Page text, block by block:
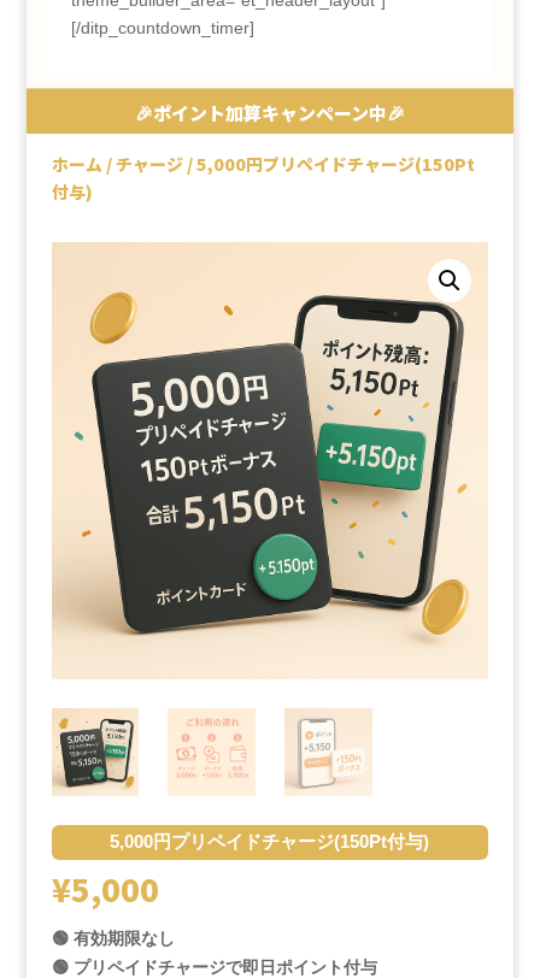
[/ditp_countdown_timer]
🎉ポイント加算キャンペーン中🎉
ホーム/ チャージ/ 5,000円プリペイドチャージ(150Pt
付与)
5,000円プリペイドチャージ(150Pt付与)
¥5,000
🟢 有効期限なし
🟢 プリペイドチャージで即日ポイント付与